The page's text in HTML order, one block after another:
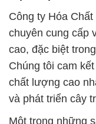
chất lượng cao
và phát triển cây
Một trong những
EDTA 4NA, một
được thiết kế để
trong cây trồng.
của chúng tôi có